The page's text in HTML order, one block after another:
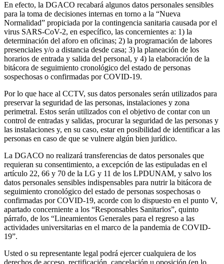
En efecto, la DGACO recabará algunos datos personales sensibles
para la toma de decisiones internas en torno a la “Nueva
Normalidad” propiciada por la contingencia sanitaria causada por el
virus SARS-CoV-2, en específico, las concernientes a: 1) la
determinación del aforo en oficinas; 2) la programación de labores
presenciales y/o a distancia desde casa; 3) la planeación de los
horarios de entrada y salida del personal, y 4) la elaboración de la
bitácora de seguimiento cronológico del estado de personas
sospechosas o confirmadas por COVID-19.
Por lo que hace al CCTV, sus datos personales serán utilizados para
preservar la seguridad de las personas, instalaciones y zona
perimetral. Estos serán utilizados con el objetivo de contar con un
control de entradas y salidas, procurar la seguridad de las personas y
las instalaciones y, en su caso, estar en posibilidad de identificar a las
personas en caso de que se vulnere algún bien jurídico.
La DGACO no realizará transferencias de datos personales que
requieran su consentimiento, a excepción de las estipuladas en el
artículo 22, 66 y 70 de la LG y 11 de los LPDUNAM, y salvo los
datos personales sensibles indispensables para nutrir la bitácora de
seguimiento cronológico del estado de personas sospechosas o
confirmadas por COVID-19, acorde con lo dispuesto en el punto V,
apartado concerniente a los “Responsables Sanitarios”, quinto
párrafo, de los “Lineamientos Generales para el regreso a las
actividades universitarias en el marco de la pandemia de COVID-
19”.
Usted o su representante legal podrá ejercer cualquiera de los